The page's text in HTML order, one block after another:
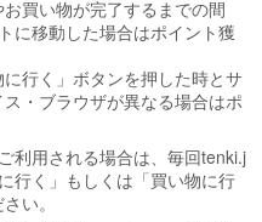
買い物が完了するまでの間
に移動した場合はポイント獲
行く」ボタンを押した時とサ
・ブラウザが異なる場合はポ
利用される場合は、毎回tenki.j
行く」もしくは「買い物に行
い。